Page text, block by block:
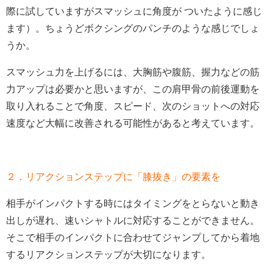
際に試していますがスマッシュに角度が ついたように感じ
ます）。ちょうどボクシングのパンチのような感じでしょ
うか。
スマッシュ力を上げるには、大胸筋や腹筋、握力などの筋
力アップは必要かと思いますが、この肩甲骨の前後運動を
取り入れることで角度、スピード、次のショットへの対応
速度など大幅に改善される可能性があると考えています。
２．リアクションステップに「膝抜き」の要素を
相手がインパクトする時にはタイミングをとらないと動き
出しが遅れ、速いシャトルに対応することができません。
そこで相手のインパクトに合わせてジャンプしてから着地
するリアクションステップが大切になります。